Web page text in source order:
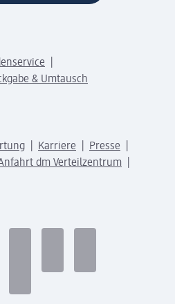
& Umtausch
Karriere
Presse
dm Verteilzentrum